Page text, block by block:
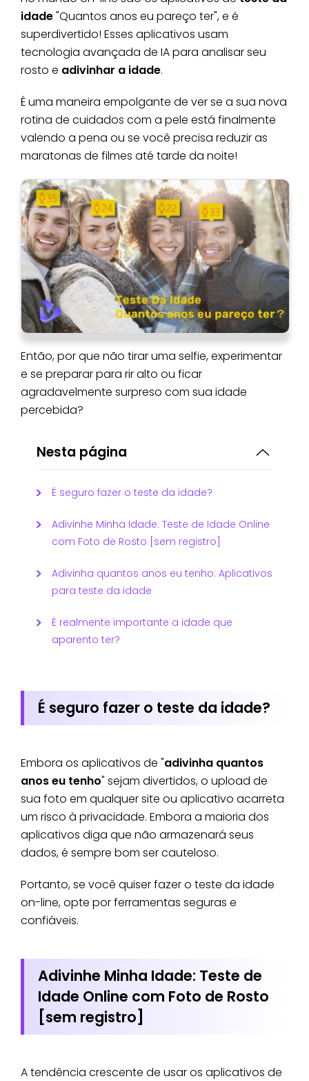
idade"Quantos anos eu pareço ter", e é
superdivertido! Esses aplicativos usam
tecnologia avançada de IA para analisar seu
rosto e adivinhar a idade.
É uma maneira empolgante de ver se a sua nova
rotina de cuidados com a pele está finalmente
valendo a pena ou se você precisa reduzir as
maratonas de filmes até tarde da noite!
Então, por que não tirar uma selfie, experimentar
e se preparar para rir alto ou ficar
agradavelmente surpreso com sua idade
percebida?
Nesta página
É seguro fazer o teste da idade?
Adivinhe Minha Idade: Teste de Idade Online
com Foto de Rosto [sem registro]
Adivinha quantos anos eu tenho: Aplicativos
para teste da idade
É realmente importante a idade que
aparento ter?
É seguro fazer o teste da idade?
Embora os aplicativos de "adivinha quantos
anos eu tenho" sejam divertidos, o upload de
sua foto em qualquer site ou aplicativo acarreta
um risco à privacidade. Embora a maioria dos
aplicativos diga que não armazenará seus
dados, é sempre bom ser cauteloso.
Portanto, se você quiser fazer o teste da idade
on-line, opte por ferramentas seguras e
confiáveis.
Adivinhe Minha Idade: Teste de
Idade Online com Foto de Rosto
[sem registro]
A tendência crescente de usar os aplicativos de